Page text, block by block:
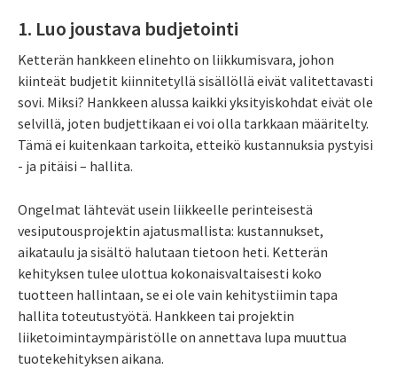
1. Luo joustava budjetointi
Ketterän hankkeen elinehto on liikkumisvara, johon
kiinteät budjetit kiinnitetyllä sisällöllä eivät valitettavasti
sovi. Miksi? Hankkeen alussa kaikki yksityiskohdat eivät ole
selvillä, joten budjettikaan ei voi olla tarkkaan määritelty.
Tämä ei kuitenkaan tarkoita, etteikö kustannuksia pystyisi
- ja pitäisi – hallita.
Ongelmat lähtevät usein liikkeelle perinteisestä
vesiputousprojektin ajatusmallista: kustannukset,
aikataulu ja sisältö halutaan tietoon heti. Ketterän
kehityksen tulee ulottua kokonaisvaltaisesti koko
tuotteen hallintaan, se ei ole vain kehitystiimin tapa
hallita toteutustyötä. Hankkeen tai projektin
liiketoimintaympäristölle on annettava lupa muuttua
tuotekehityksen aikana.